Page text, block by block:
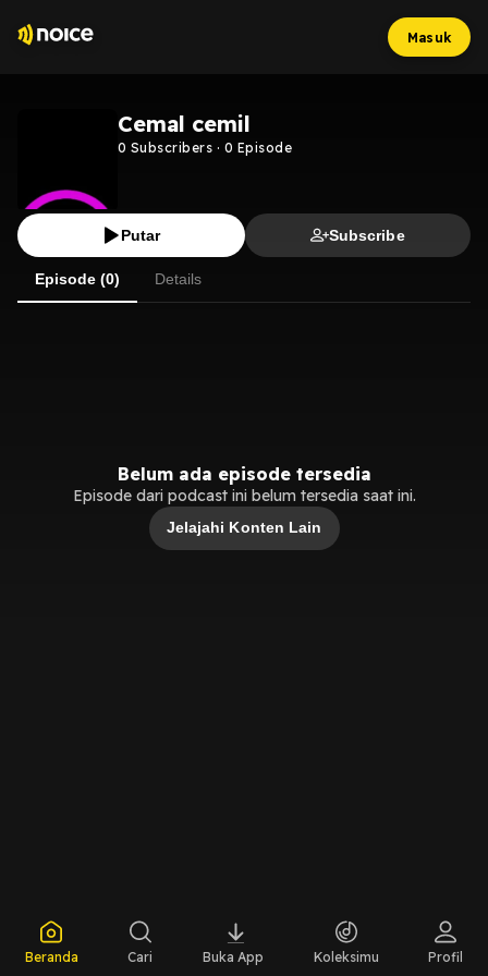
Masuk
Cemal cemil
0 Subscribers · 0 Episode
Putar Subscribe
Episode (0) Details
Belum ada episode tersedia
Episode dari podcast ini belum tersedia saat ini.
Jelajahi Konten Lain
Beranda Cari Buka App Koleksimu Profil